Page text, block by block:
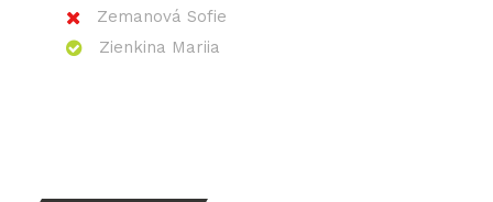
Zemanová Sofie
Zienkina Mariia